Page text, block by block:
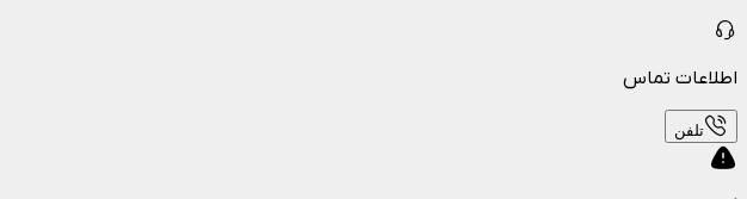
اطلاعات تماس
تلفن